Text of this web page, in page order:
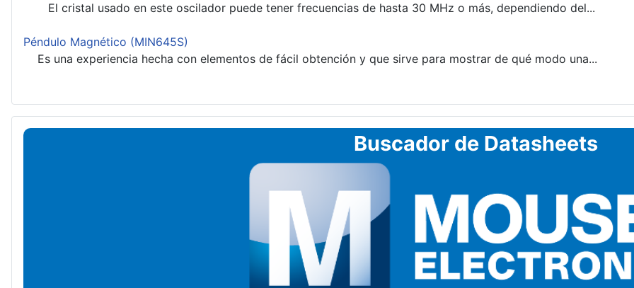
El cristal usado en este oscilador puede tener frecuencias de hasta 30 MHz o más, dependiendo del...
Péndulo Magnético (MIN645S)
Es una experiencia hecha con elementos de fácil obtención y que sirve para mostrar de qué modo una...
Buscador de Datasheets